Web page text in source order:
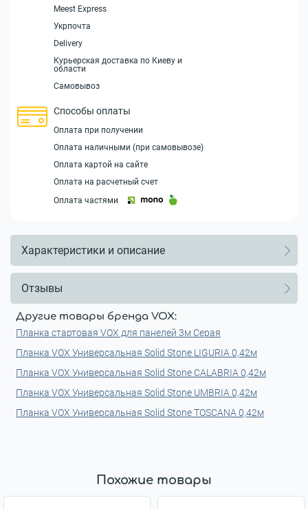
Meest Express
Укрпочта
Delivery
Курьерская доставка по Киеву и
области
Самовывоз
Способы оплаты
Оплата при получении
Оплата наличными (при самовывозе)
Оплата картой на сайте
Оплата на расчетный счет
Оплата частями
Характеристики и описание
Отзывы
Другие товары бренда VOX:
Планка стартовая VOX для панелей 3м Серая
Планка VOX Универсальная Solid Stone LIGURIA 0,42м
Планка VOX Универсальная Solid Stone CALABRIA 0,42м
Планка VOX Универсальная Solid Stone UMBRIA 0,42м
Планка VOX Универсальная Solid Stone TOSCANA 0,42м
Похожие товары